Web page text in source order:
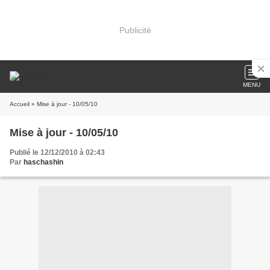
Publicité
MENU
Accueil » Mise à jour - 10/05/10
Mise à jour - 10/05/10
Publié le 12/12/2010 à 02:43
Par haschashin